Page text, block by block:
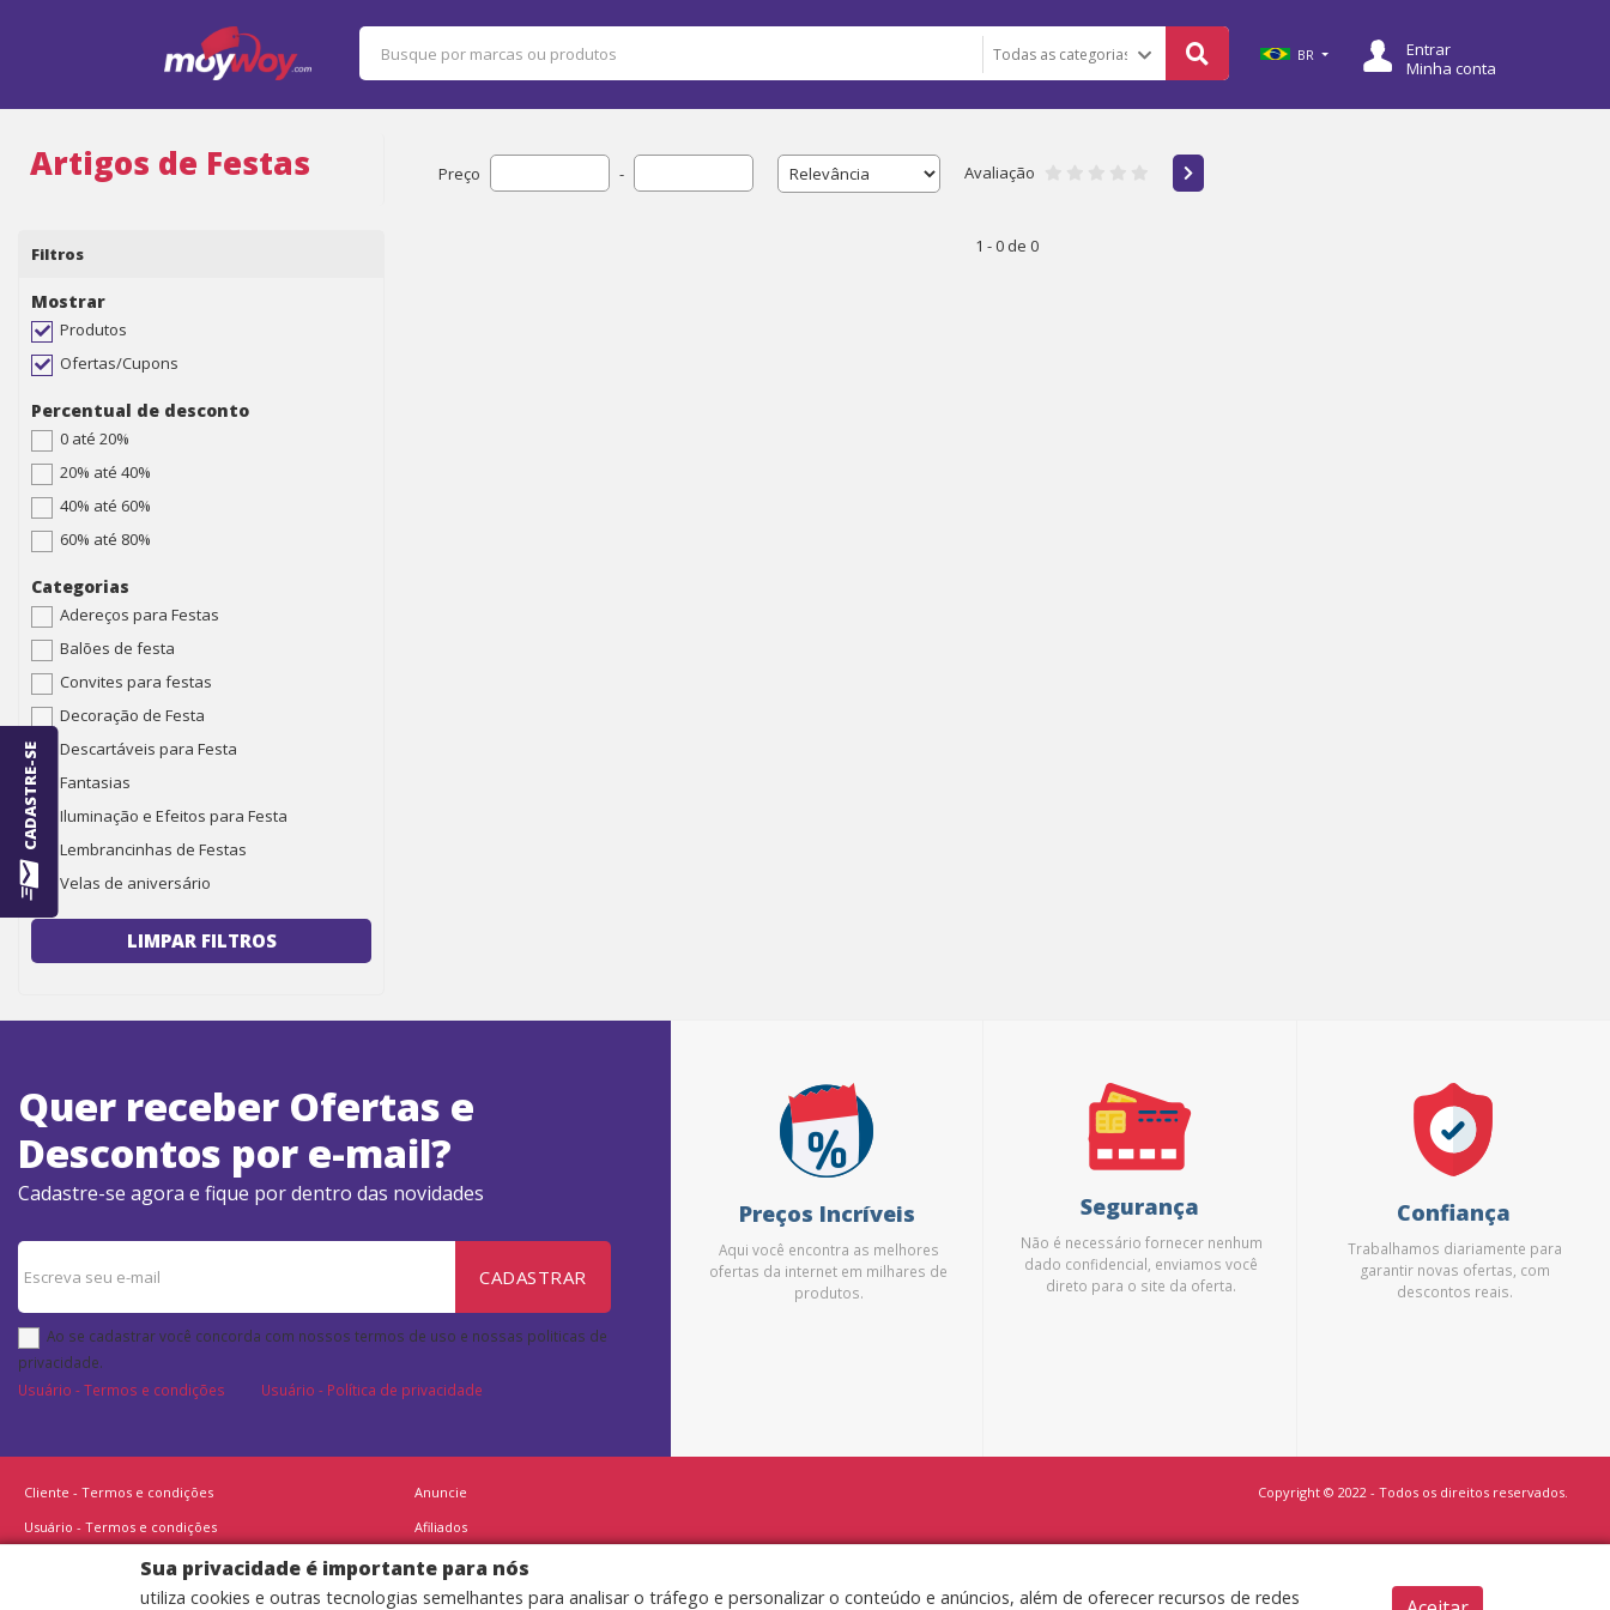
CADASTRE-SE
Sua privacidade é importante para nós
utiliza cookies e outras tecnologias semelhantes para analisar o tráfego e personalizar o conteúdo e anúncios, além de oferecer recursos de redes
BR
Entrar
Minha conta
Artigos de Festas
Filtros
Mostrar
Produtos
Ofertas/Cupons
Percentual de desconto
0 até 20%
20% até 40%
40% até 60%
60% até 80%
Categorias
Adereços para Festas
Balões de festa
Convites para festas
Decoração de Festa
Descartáveis para Festa
Fantasias
Iluminação e Efeitos para Festa
Lembrancinhas de Festas
Velas de aniversário
LIMPAR FILTROS
Preço - Avaliação
1 - 0 de 0
Quer receber Ofertas e
Descontos por e-mail?
Cadastre-se agora e fique por dentro das novidades
CADASTRAR
Ao se cadastrar você concorda com nossos termos de uso e nossas politicas de
privacidade.
Usuário - Termos e condições
Usuário - Política de privacidade
Preços Incríveis
Aqui você encontra as melhores
ofertas da internet em milhares de
produtos.
Segurança
Não é necessário fornecer nenhum
dado confidencial, enviamos você
direto para o site da oferta.
Confiança
Trabalhamos diariamente para
garantir novas ofertas, com
descontos reais.
Cliente - Termos e condições
Usuário - Termos e condições
Usuário - Política de privacidade
Usuário - Politica de Cookies
Anuncie
Afiliados
Copyright © 2022 - Todos os direitos reservados.